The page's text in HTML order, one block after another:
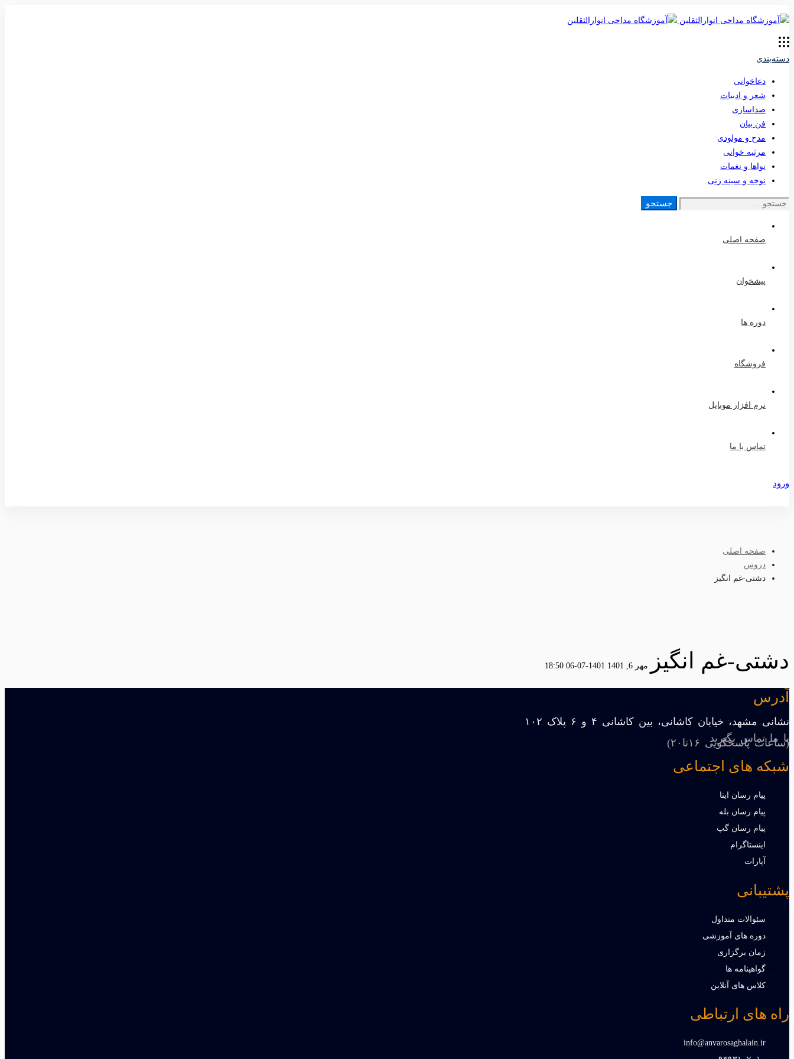
دسته‌بندی
دعاخوانی
شعر و ادبیات
صداسازی
فن بیان
مدح و مولودی
مرثیه خوانی
نواها و نغمات
نوحه و سینه زنی
جستجو
جستجو
صفحه اصلی
پیشخوان
دوره ها
فروشگاه
نرم افزار موبایل
تماس با ما
ورود
صفحه اصلی
دروس
دشتی-غم انگیز
دشتی-غم انگیز مهر 6, 1401 1401-07-06 18:50
آدرس
نشانی مشهد، خیابان کاشانی، بین کاشانی ۴ و ۶ پلاک ۱۰۲
با ما تماس بگیرید
(ساعات پاسخگویی ۱۶تا۲۰)
شبکه های اجتماعی
پیام رسان ایتا
پیام رسان بله
پیام رسان گپ
اینستاگرام
آپارات
پشتیبانی
سئوالات متداول
دوره های آموزشی
زمان برگزاری
گواهینامه ها
کلاس های آنلاین
راه های ارتباطی
info@anvarosaghalain.ir​